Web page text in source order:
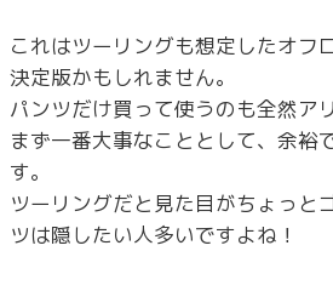
これはツーリングも想定したオフ
決定版かもしれません。
パンツだけ買って使うのも全然ア
まず一番大事なこととして、余裕
す。
ツーリングだと見た目がちょっと
ツは隠したい人多いですよね！